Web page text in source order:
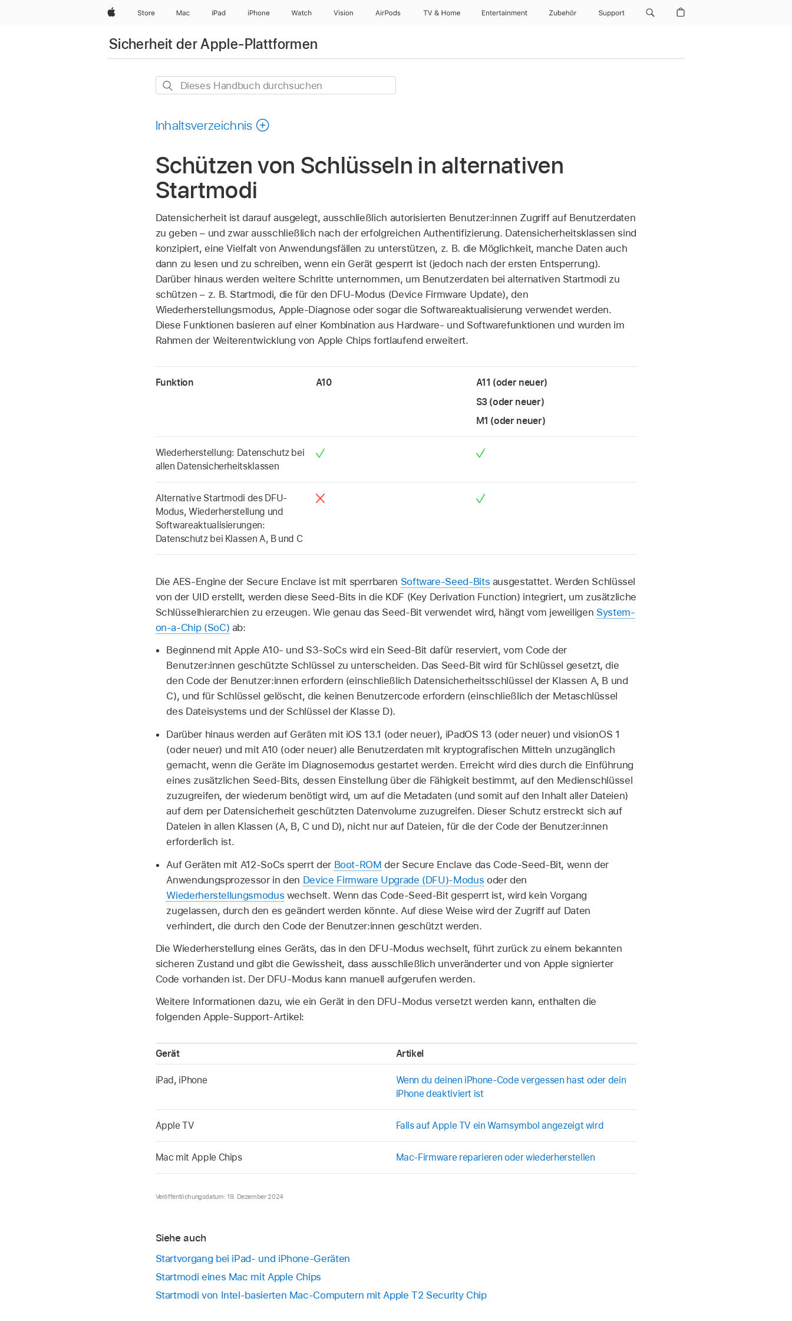
AppleStore Mac iPad iPhone Watch Vision AirPods TV & Home Entertainment Zubehör Support
Sicherheit der Apple-Plattformen
Dieses
Inhaltsverzeichnis
Schützen von Schlüsseln in alternativen
Startmodi
Datensicherheit ist darauf ausgelegt, ausschließlich autorisierten Benutzer:innen Zugriff auf Benutzerdaten
zu geben – und zwar ausschließlich nach der erfolgreichen Authentifizierung. Datensicherheitsklassen sind
konzipiert, eine Vielfalt von Anwendungsfällen zu unterstützen, z. B. die Möglichkeit, manche Daten auch
dann zu lesen und zu schreiben, wenn ein Gerät gesperrt ist (jedoch nach der ersten Entsperrung).
Darüber hinaus werden weitere Schritte unternommen, um Benutzerdaten bei alternativen Startmodi zu
schützen – z. B. Startmodi, die für den DFU-Modus (Device Firmware Update), den
Wiederherstellungsmodus, Apple-Diagnose oder sogar die Softwareaktualisierung verwendet werden.
Diese Funktionen basieren auf einer Kombination aus Hardware- und Softwarefunktionen und wurden im
Rahmen der Weiterentwicklung von Apple Chips fortlaufend erweitert.
Funktion A10
A11 (oder neuer)
S3 (oder neuer)
M1 (oder neuer)
Wiederherstellung: Datenschutz bei
allen Datensicherheitsklassen
Alternative Startmodi des DFU-
Modus, Wiederherstellung und
Softwareaktualisierungen:
Datenschutz bei Klassen A, B und C
Die AES-Engine der Secure Enclave ist mit sperrbaren Software-Seed-Bits ausgestattet. Werden Schlüssel
von der UID erstellt, werden diese Seed-Bits in die KDF (Key Derivation Function) integriert, um zusätzliche
Schlüsselhierarchien zu erzeugen. Wie genau das Seed-Bit verwendet wird, hängt vom jeweiligen System-
on-a-Chip (SoC) ab:
Beginnend mit Apple A10- und S3-SoCs wird ein Seed-Bit dafür reserviert, vom Code der
Benutzer:innen geschützte Schlüssel zu unterscheiden. Das Seed-Bit wird für Schlüssel gesetzt, die
den Code der Benutzer:innen erfordern (einschließlich Datensicherheitsschlüssel der Klassen A, B und
C), und für Schlüssel gelöscht, die keinen Benutzercode erfordern (einschließlich der Metaschlüssel
des Dateisystems und der Schlüssel der Klasse D).
Darüber hinaus werden auf Geräten mit iOS 13.1 (oder neuer), iPadOS 13 (oder neuer) und visionOS 1
(oder neuer) und mit A10 (oder neuer) alle Benutzerdaten mit kryptografischen Mitteln unzugänglich
gemacht, wenn die Geräte im Diagnosemodus gestartet werden. Erreicht wird dies durch die Einführung
eines zusätzlichen Seed-Bits, dessen Einstellung über die Fähigkeit bestimmt, auf den Medienschlüssel
zuzugreifen, der wiederum benötigt wird, um auf die Metadaten (und somit auf den Inhalt aller Dateien)
auf dem per Datensicherheit geschützten Datenvolume zuzugreifen. Dieser Schutz erstreckt sich auf
Dateien in allen Klassen (A, B, C und D), nicht nur auf Dateien, für die der Code der Benutzer:innen
erforderlich ist.
Auf Geräten mit A12-SoCs sperrt der Boot-ROM der Secure Enclave das Code-Seed-Bit, wenn der
Anwendungsprozessor in den Device Firmware Upgrade (DFU)-Modus oder den
Wiederherstellungsmodus wechselt. Wenn das Code-Seed-Bit gesperrt ist, wird kein Vorgang
zugelassen, durch den es geändert werden könnte. Auf diese Weise wird der Zugriff auf Daten
verhindert, die durch den Code der Benutzer:innen geschützt werden.
Die Wiederherstellung eines Geräts, das in den DFU-Modus wechselt, führt zurück zu einem bekannten
sicheren Zustand und gibt die Gewissheit, dass ausschließlich unveränderter und von Apple signierter
Code vorhanden ist. Der DFU-Modus kann manuell aufgerufen werden.
Weitere Informationen dazu, wie ein Gerät in den DFU-Modus versetzt werden kann, enthalten die
folgenden Apple-Support-Artikel:
Gerät Artikel
iPad, iPhone
Wenn du deinen iPhone-Code vergessen hast oder dein
iPhone deaktiviert ist
Apple TV Falls auf Apple TV ein Warnsymbol angezeigt wird
Mac mit Apple Chips Mac-Firmware reparieren oder wiederherstellen
Veröffentlichungsdatum: 19. Dezember 2024
Siehe auch
Startvorgang bei iPad- und iPhone-Geräten
Startmodi eines Mac mit Apple Chips
Startmodi von Intel-basierten Mac-Computern mit Apple T2 Security Chip